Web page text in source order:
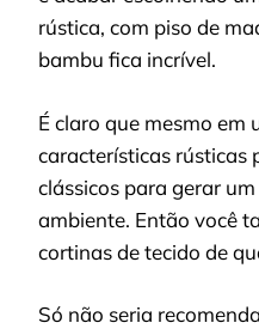
rústica, com piso de
bambu fica incrível.
É claro que mesmo em
características rústicas
clássicos para gerar
ambiente. Então você
cortinas de tecido de
Só não seria